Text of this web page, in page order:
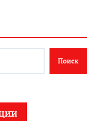
Поиск